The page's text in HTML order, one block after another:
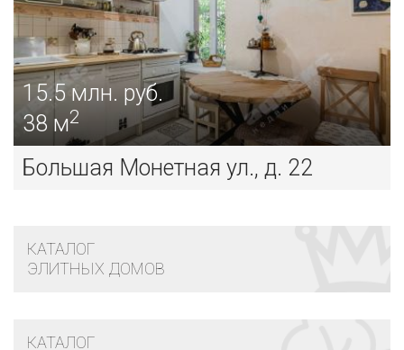
15.5млн. руб.
38 м2
Большая Монетная ул., д. 22
КАТАЛОГ
ЭЛИТНЫХ ДОМОВ
КАТАЛОГ